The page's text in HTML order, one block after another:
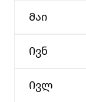
Მაი
Ივნ
Ივლ